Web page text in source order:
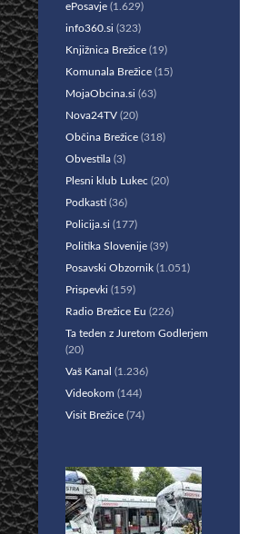
ePosavje (1.629)
info360.si (323)
Knjižnica Brežice (19)
Komunala Brežice (15)
MojaObcina.si (63)
Nova24TV (20)
Občina Brežice (318)
Obvestila (3)
Plesni klub Lukec (20)
Podkasti (36)
Policija.si (177)
Politika Slovenije (39)
Posavski Obzornik (1.051)
Prispevki (159)
Radio Brežice Eu (226)
Ta teden z Juretom Godlerjem
(20)
Vaš Kanal (1.236)
Videokom (144)
Visit Brežice (74)